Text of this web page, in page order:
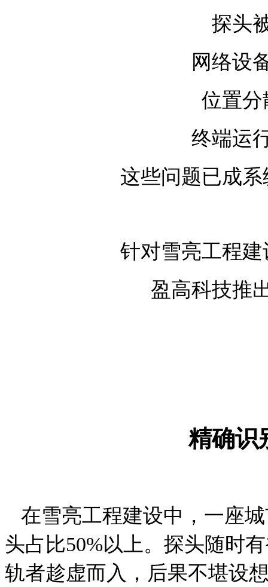
探头
网络设
位置分
终端运
这些问题已成
针对雪亮工程
盈高科技推
精确识
在雪亮工程建设中，一座
头占比50%以上。探头随时
轨者趁虚而入，后果不堪设